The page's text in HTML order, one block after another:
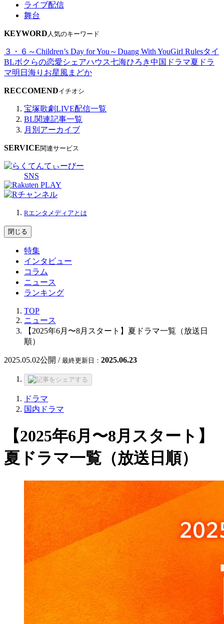
ライブ配信
舞台
KEYWORD 人気のキーワード
３・６～Children’s Day for You～Duang With YouGirl Rulesタイ
BLボクらの恋愛シェアハウス七海ひろき中国ドラマ夏ドラ
マ明日海りお星風まどか
RECCOMENDイチオシ
宝塚歌劇LIVE配信一覧
BL関連記事一覧
月別アーカイブ
SERVICE関連サービス
SNS
Rエンタメディアとは
閉じる
特集
インタビュー
コラム
ニュース
ランキング
TOP
ニュース
【2025年6月〜8月スタート】夏ドラマ一覧（放送日
順）
2025.05.02公開 / 最終更新日： 2025.06.23
ドラマ
国内ドラマ
【2025年6月〜8月スタート】
夏ドラマ一覧（放送日順）